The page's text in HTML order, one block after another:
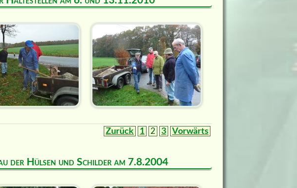
Zurück 1 2 3 Vorwärts
der Hülsen und Schilder am 7.8.2004